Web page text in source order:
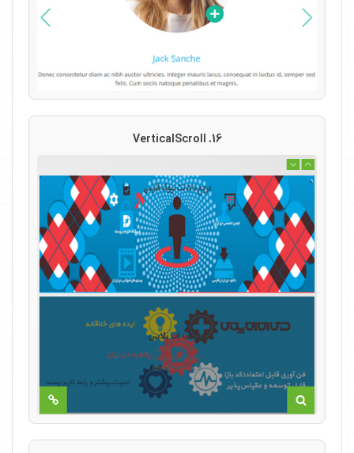
16. VerticalScroll